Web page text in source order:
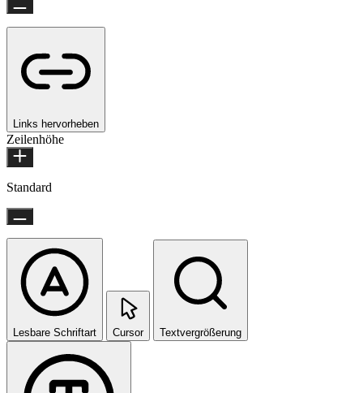
Links hervorheben
Zeilenhöhe
Standard
Lesbare Schriftart Cursor Textvergrößerung